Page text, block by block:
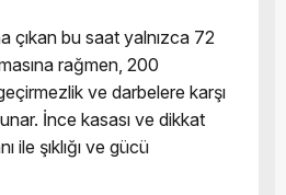
çıkan bu saat yalnızca 72
rağmen, 200
ve darbelere karşı
İnce kasası ve dikkat
ile şıklığı ve gücü